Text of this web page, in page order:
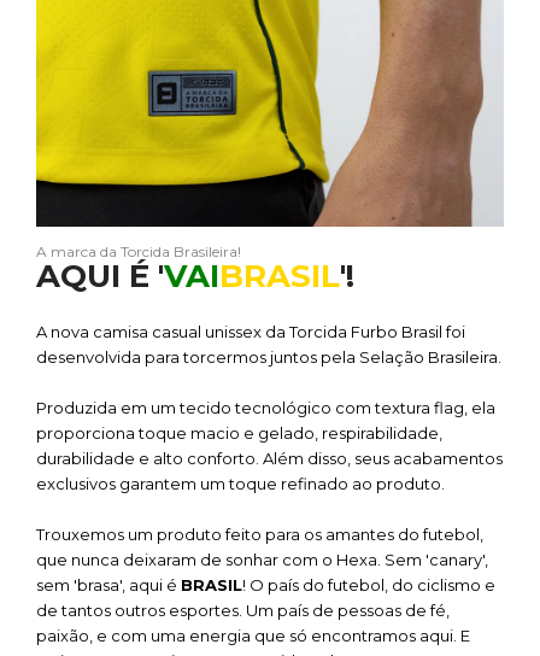
A marca da Torcida Brasileira!
AQUI É 'VAIBRASIL'!
A nova camisa casual unissex da Torcida Furbo Brasil foi
desenvolvida para torcermos juntos pela Selação Brasileira.
Produzida em um tecido tecnológico com textura flag, ela
proporciona toque macio e gelado, respirabilidade,
durabilidade e alto conforto. Além disso, seus acabamentos
exclusivos garantem um toque refinado ao produto.
Trouxemos um produto feito para os amantes do futebol,
que nunca deixaram de sonhar com o Hexa. Sem 'canary',
sem 'brasa', aqui é BRASIL! O país do futebol, do ciclismo e
de tantos outros esportes. Um país de pessoas de fé,
paixão, e com uma energia que só encontramos aqui. E